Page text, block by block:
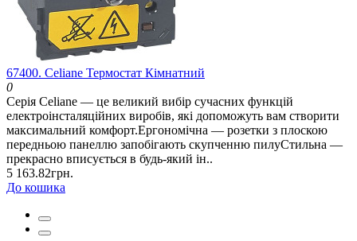
67400. Celiane Термостат Кімнатний
0
Серія Celiane — це великий вибір сучасних функцій
електроінсталяційних виробів, які допоможуть вам створити
максимальний комфорт.Ергономічна — розетки з плоскою
передньою панеллю запобігають скупченню пилуСтильна —
прекрасно вписується в будь-який ін..
5 163.82грн.
До кошика